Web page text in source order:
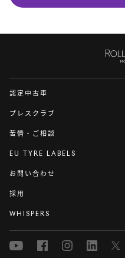
認定中古車
プレスクラブ
苦情・ご相談
EU TYRE LABELS
お問い合わせ
採用
WHISPERS
YoutubeFacebookInstagram
Linked